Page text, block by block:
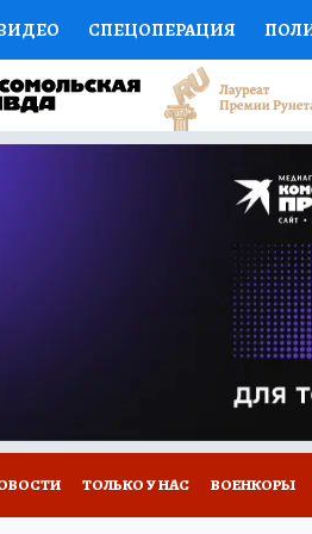
СПЕЦОПЕРАЦИЯ
НАУКА СПОРТ
ДОКТОР
ПРОГНОЗЫ НА СПОРТ
НОВОЕ
ТОЛЬКО У НАС ВОЕНКОРЫ